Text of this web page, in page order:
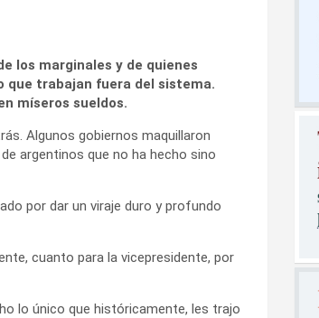
los marginales y de quienes
que trabajan fuera del sistema.
míseros sueldos.
Algunos gobiernos maquillaron
argentinos que no ha hecho sino
por dar un viraje duro y profundo
cuanto para la vicepresidente, por
lo único que históricamente, les trajo